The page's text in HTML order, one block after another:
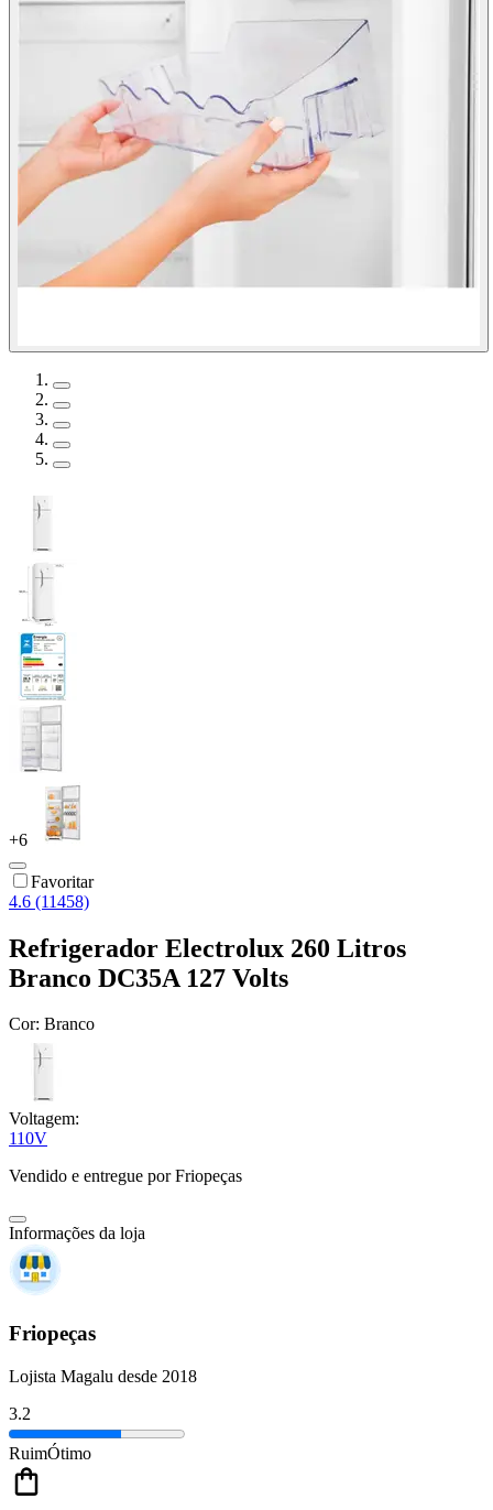
+6
Favoritar
4.6 (11458)
Refrigerador Electrolux 260 Litros
Branco DC35A 127 Volts
Cor: Branco
Voltagem:
110V
Vendido e entregue por Friopeças
Informações da loja
Friopeças
Lojista Magalu desde 2018
3.2
RuimÓtimo